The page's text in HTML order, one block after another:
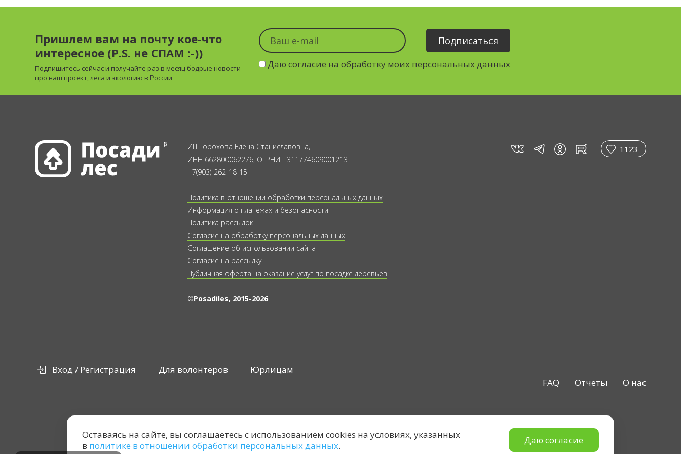
Пришлем вам на почту кое-что
интересное (P.S. не СПАМ :-))
Подпишитесь сейчас и получайте раз в месяц бодрые новости
про наш проект, леса и экологию в России
Даю согласие наобработку моих персональных данных
ИП Горохова Елена Станиславовна,
ИНН 662800062276, ОГРНИП 311774609001213
+7(903)-262-18-15
Политика в отношении обработки персональных данных
Информация о платежах и безопасности
Политика рассылок
Согласие на обработку персональных данных
Соглашение об использовании сайта
Согласие на рассылку
Публичная оферта на оказание услуг по посадке деревьев
©Posadiles, 2015-2026
vk tg in rt 1123
Вход / Регистрация Для волонтеров
Юрлицам
О нас
Отчеты
FAQ
Оставаясь на сайте, вы соглашаетесь с использованием cookies на условиях, указанных
в политике в отношении обработки персональных данных. Даю согласие